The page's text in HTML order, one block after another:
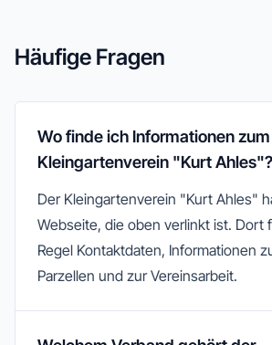
Häufige Fragen
Wo finde ich Informationen zum
Kleingartenverein "Kurt Ahles"?
Der Kleingartenverein "Kurt Ahles"
Webseite, die oben verlinkt ist. Dort
Regel Kontaktdaten, Informationen
Parzellen und zur Vereinsarbeit.